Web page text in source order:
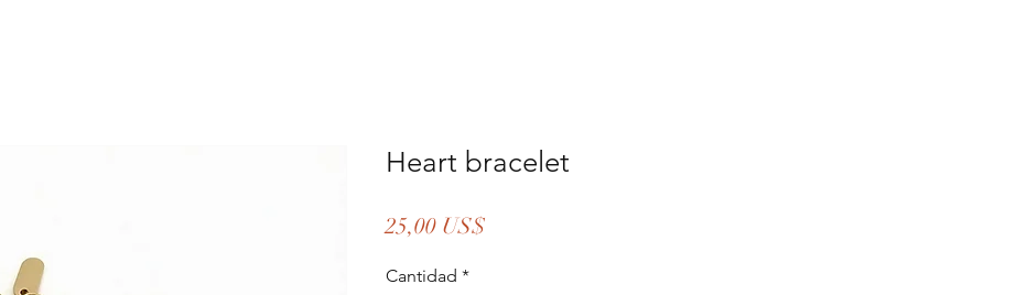
Heart bracelet
25,00 US$
Cantidad *